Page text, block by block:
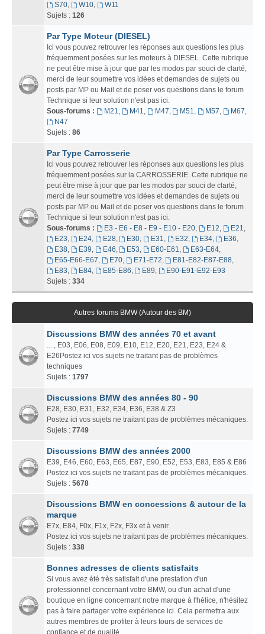
S70, W10,
W11
Sujets : 126
Par Type Moteur (DIESEL)
Ici vous pouvez retrouver les réponses aux questions les plus
fréquemment posées sur les moteurs à DIESEL. Cette rubrique
ne peut être mise à jour que par les modos par souci de clarté,
merci de leur soumettre vos idées et demandes de sujets ou
posts par MP ou Mail et de poser vos questions dans le forum
Technique si leur solution n'est pas ici.
Sous-forums :
M21, M41, M47, M51, M57, M67,
N47
Sujets : 86
Par Type Carrosserie
Ici vous pouvez retrouver les réponses aux questions les plus
fréquemment posées sur la CARROSSERIE. Cette rubrique ne
peut être mise à jour que par les modos par souci de clarté,
merci de leur soumettre vos idées et demandes de sujets ou
posts par MP ou Mail et de poser vos questions dans le forum
Technique si leur solution n'est pas ici.
Sous-forums :
E3 - E6 - E8 - E9 - E10 - E20, E12, E21,
E23, E24, E28, E30, E31, E32, E34, E36,
E38, E39, E46, E53, E60-E61, E63-E64,
E65-E66-E67, E70, E71-E72, E81-E82-E87-E88,
E83, E84, E85-E86, E89,
E90-E91-E92-E93
Sujets : 334
Autres forums BMW (Autour des BM)
Discussions BMW des années 70 et avant
... , E03, E06, E08, E09, E10, E12, E20, E21, E23, E24 &
E26Postez ici vos sujets ne traitant pas de problèmes
techniques
Sujets : 1797
Discussions BMW des années 80 - 90
E28, E30, E31, E32, E34, E36, E38 & Z3
Postez ici vos sujets ne traitant pas de problèmes mécaniques.
Sujets : 7749
Discussions BMW des années 2000
E39, E46, E60, E63, E65, E87, E90, E52, E53, E83, E85 & E86
Postez ici vos sujets ne traitant pas de problèmes mécaniques.
Sujets : 5678
Discussions BMW en concessions & autour de la
marque
E7x, E84, F0x, F1x, F2x, F3x et à venir.
Postez ici vos sujets ne traitant pas de problèmes mécaniques.
Sujets : 338
Bonnes adresses de clients satisfaits
Si vous avez été très satisfait d'une prestation d'un
professionnel concernant votre BMW, ou d'un achat d'une
boutique en ligne concernant notre marque à l'hélice, n'hésitez
pas à faire partager votre expérience ici. Cela permettra aux
autres membres de profiter à leurs tours de services de
confiance et de qualité.